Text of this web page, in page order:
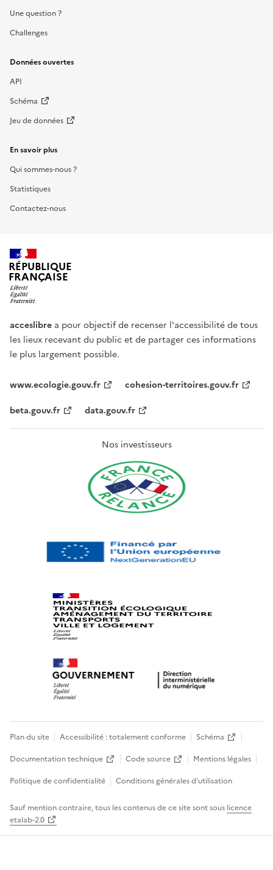
Une question ?
Challenges
Données ouvertes
API
Schéma
Jeu de données
En savoir plus
Qui sommes-nous ?
Statistiques
Contactez-nous
RÉPUBLIQUE
FRANÇAISE
acceslibre a pour objectif de recenser l'accessibilité de tous
les lieux recevant du public et de partager ces informations
le plus largement possible.
www.ecologie.gouv.fr
cohesion-territoires.gouv.fr
beta.gouv.fr
data.gouv.fr
Nos investisseurs
Plan du site Accessibilité : totalement conforme
Schéma
Documentation technique
Code source
Mentions légales
Politique de confidentialité
Conditions générales d’utilisation
Sauf mention contraire, tous les contenus de ce site sont sous licence
etalab-2.0